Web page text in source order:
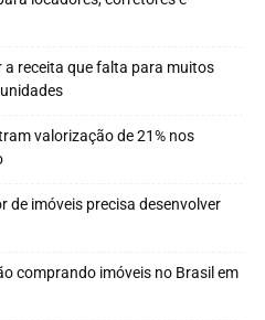
a receita que falta para muitos
valorização de 21% nos
de imóveis precisa desenvolver
comprando imóveis no Brasil em